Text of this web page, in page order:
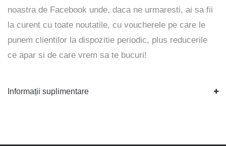
noastra de Facebook unde, daca ne urmaresti, ai sa fii
la curent cu toate noutatile, cu voucherele pe care le
punem clientilor la dispozitie periodic, plus reducerile
ce apar si de care vrem sa te bucuri!
Informații suplimentare